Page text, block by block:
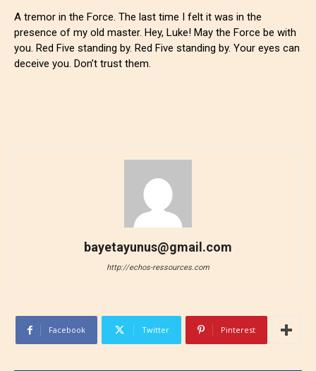
A tremor in the Force. The last time I felt it was in the
presence of my old master. Hey, Luke! May the Force be with
you. Red Five standing by. Red Five standing by. Your eyes can
deceive you. Don’t trust them.
bayetayunus@gmail.com
http://echos-ressources.com
Facebook Twitter Pinterest